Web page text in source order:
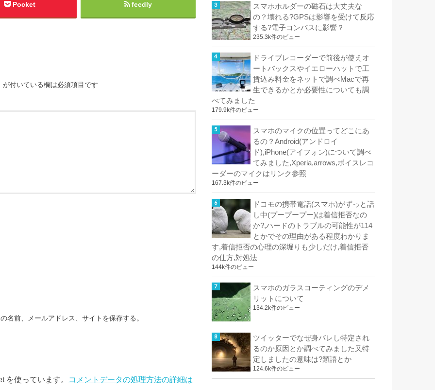
Pocket feedly
が付いている欄は必須項目です
名前、メールアドレス、サイトを保存する。
を使っています。 コメントデータの処理方法の詳細は
スマホホルダーの磁石は大丈夫な
の？壊れる?GPSは影響を受けて反応
する?電子コンパスに影響？
235.3k件のビュー
ドライブレコーダーで前後が使えオ
ートバックスやイエローハットで工
賃込み料金をネットで調べMacで再
生できるかとか必要性についても調
べてみました
179.9k件のビュー
スマホのマイクの位置ってどこにあ
るの？Android(アンドロイ
ド),iPhone(アイフォン)について調べ
てみました,Xperia,arrows,ボイスレコ
ーダーのマイクはリンク参照
167.3k件のビュー
ドコモの携帯電話(スマホ)がずっと話
し中(プープープー)は着信拒否なの
か?,ハードのトラブルの可能性が114
とかでその理由がある程度わかりま
す,着信拒否の心理の深堀りも少しだけ,着信拒否
の仕方,対処法
144k件のビュー
スマホのガラスコーティングのデメ
リットについて
134.2k件のビュー
ツイッターでなぜ身バレし特定され
るのか原因とか調べてみました又特
定しましたの意味は?類語とか
124.6k件のビュー